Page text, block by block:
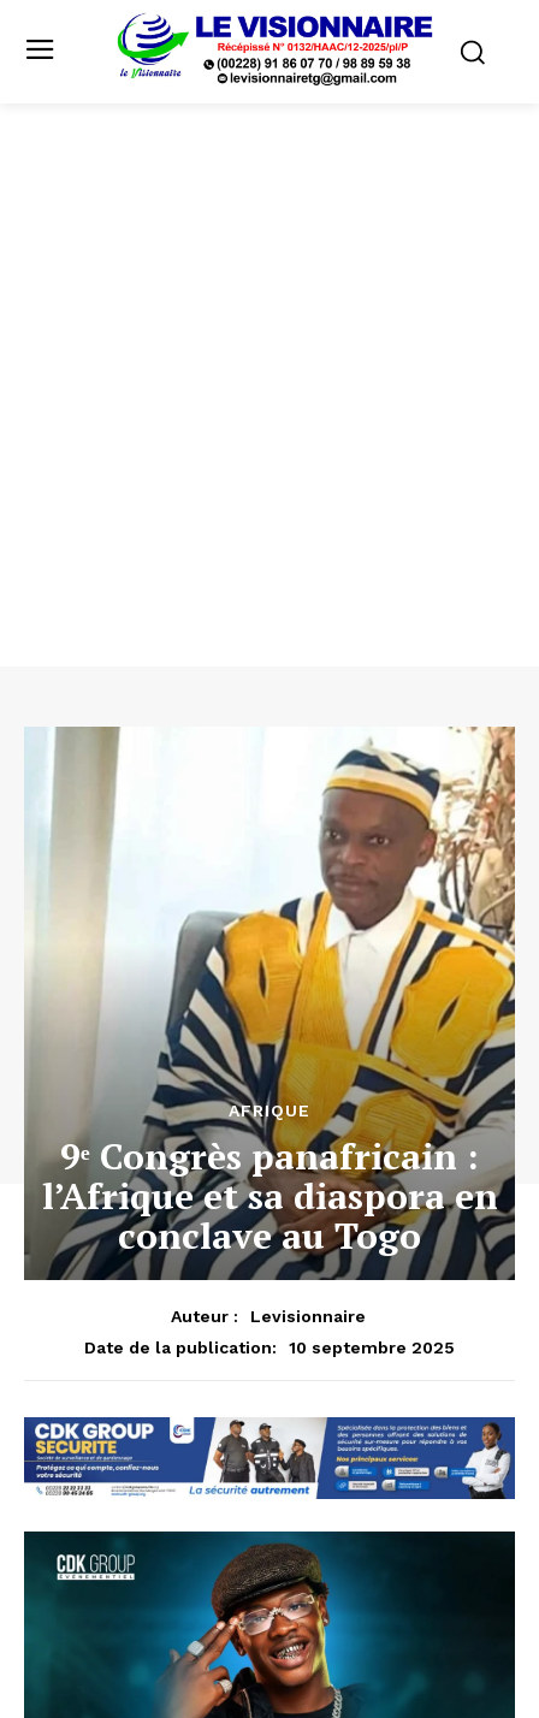
AFRIQUE
9ᵉ Congrès panafricain :
l’Afrique et sa diaspora en
conclave au Togo
Auteur :
Levisionnaire
Date de la publication:
10 septembre 2025